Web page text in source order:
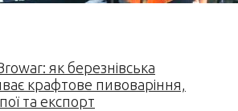
як березнівська
крафтове пивоваріння,
та експорт